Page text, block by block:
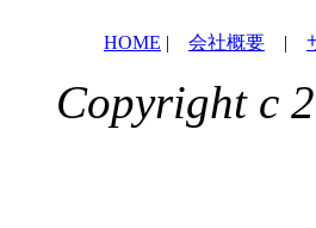
HOME | 会社概要 |
Copyright c